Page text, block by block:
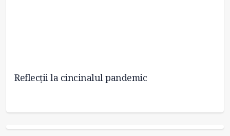
Reflecții la cincinalul pandemic